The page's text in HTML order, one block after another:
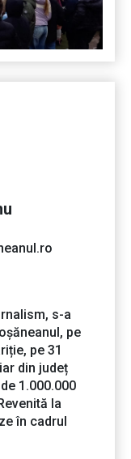
s-a
pe
pe 31
din județ
1.000.000
la
în cadrul